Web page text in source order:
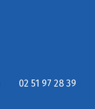
02 51 97 28 39